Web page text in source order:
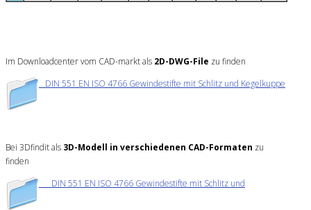
Im Downloadcenter vom CAD-markt als 2D-DWG-File zu finden
DIN 551 EN ISO 4766 Gewindestifte mit Schlitz und Kegelkuppe
Bei 3Dfindit als 3D-Modell in verschiedenen CAD-Formaten zu
finden
DIN 551 EN ISO 4766 Gewindestifte mit Schlitz und